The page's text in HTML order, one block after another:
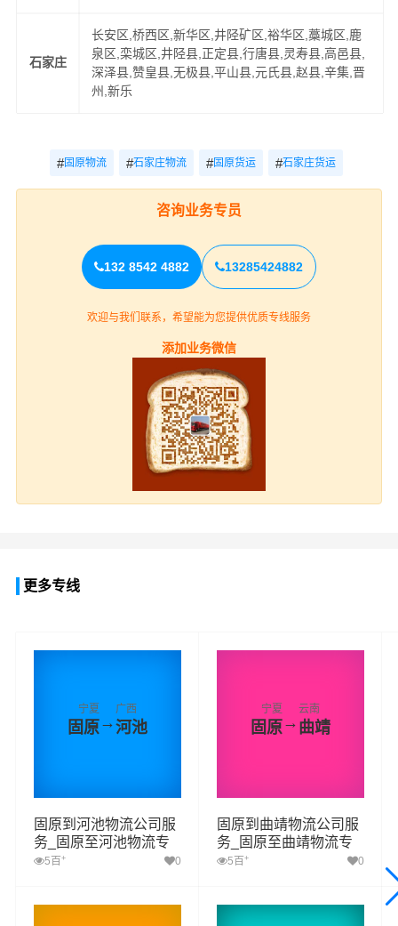
石家庄
长安区,桥西区,新华区,井陉矿区,裕华区,藁城区,鹿
泉区,栾城区,井陉县,正定县,行唐县,灵寿县,高邑县,
深泽县,赞皇县,无极县,平山县,元氏县,赵县,辛集,晋
州,新乐
#固原物流 #石家庄物流 #固原货运 #石家庄货运
咨询业务专员
132 8542 4882 13285424882
欢迎与我们联系，希望能为您提供优质专线服务
添加业务微信
更多专线
宁夏
固原→
广西
河池
固原到河池物流公司服
务_固原至河池物流专
线高效、安全、可靠的
5百 + 0
宁夏
固原→
云南
曲靖
固原到曲靖物流公司服
务_固原至曲靖物流专
线高效、安全、可靠的
5百 + 0